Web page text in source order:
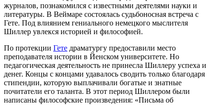
журналов, познакомился с известными деятелями науки и
литературы. В Веймаре состоялась судьбоносная встреча с
Гете. Под влиянием гениального немецкого мыслителя
Шиллер увлекся историей и философией.
По протекции Гете драматургу предоставили место
преподавателя истории в Йенском университете. Но
педагогическая деятельность не принесла Шиллеру успеха и
денег. Концы с концами удавалось сводить только благодаря
стипендии, которую выплачивали богатые и знатные
почитатели его таланта. В этот период Шиллером были
написаны философские произведения: «Письма об